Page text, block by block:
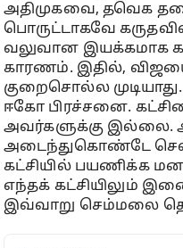
அதிமுகவை, தவெக
பொருட்டாகவே
வலுவான இயக்கமாக
காரணம். இதில்,
குறைசொல்ல
ஈகோ பிரச்சனை.
அவர்களுக்கு இல்லை.
அடைந்துகொண்டே
கட்சியில் பயணிக்க
எந்தக் கட்சியிலும்
இவ்வாறு செம்மலை